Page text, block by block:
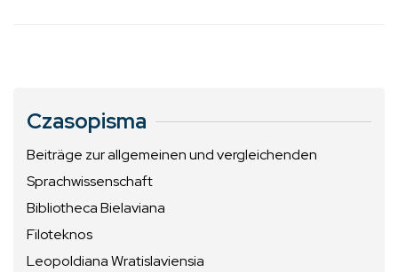
Czasopisma
Beiträge zur allgemeinen und vergleichenden
Sprachwissenschaft
Bibliotheca Bielaviana
Filoteknos
Leopoldiana Wratislaviensia